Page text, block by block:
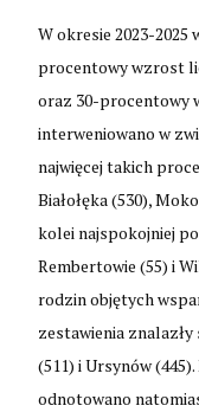
W okresie 2023-
procentowy wzrost
oraz 30-procentowy
interweniowano w
najwięcej takich
Białołęka (530),
kolei najspokojniej
Rembertowie (55) i
rodzin objętych
zestawienia
(511) i Ursynów
odnotowano